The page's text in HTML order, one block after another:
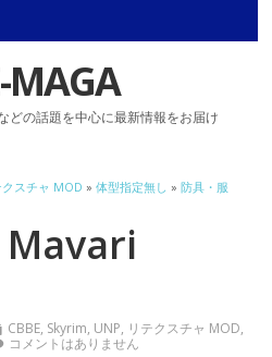
MAGA
どの話題を中心に最新情報をお届け
クスチャ MOD »体型指定無し »防具・服
Mavari
CBBE, Skyrim, UNP, リテクスチャ MOD,
コメントはありません